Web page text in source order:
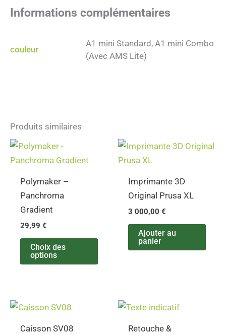
Informations complémentaires
couleur
A1 mini Standard, A1 mini Combo
(Avec AMS Lite)
Produits similaires
Polymaker –
Panchroma
Gradient
29,99€
Choix des
options
produit
Imprimante 3D
Original Prusa XL
3 000,00€
Ajouter au
panier
Caisson SV08
Retouche &